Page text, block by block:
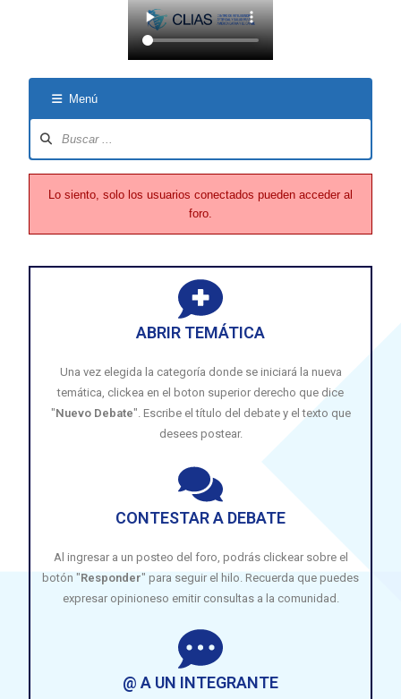
Menú
Lo siento, solo los usuarios conectados pueden acceder al
foro.
ABRIR TEMÁTICA
Una vez elegida la categoría donde se iniciará la nueva
temática, clickea en el boton superior derecho que dice
"Nuevo Debate". Escribe el título del debate y el texto que
desees postear.
CONTESTAR A DEBATE
Al ingresar a un posteo del foro, podrás clickear sobre el
botón "Responder" para seguir el hilo. Recuerda que puedes
expresar opinioneso emitir consultas a la comunidad.
@ A UN INTEGRANTE